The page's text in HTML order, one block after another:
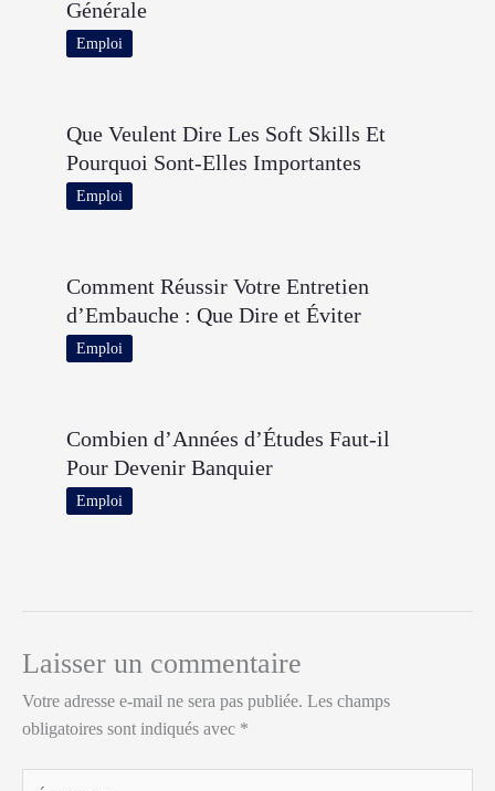
Générale
Emploi
Que Veulent Dire Les Soft Skills Et
Pourquoi Sont-Elles Importantes
Emploi
Comment Réussir Votre Entretien
d’Embauche : Que Dire et Éviter
Emploi
Combien d’Années d’Études Faut-il
Pour Devenir Banquier
Emploi
Laisser un commentaire
Votre adresse e-mail ne sera pas publiée. Les champs
obligatoires sont indiqués avec *